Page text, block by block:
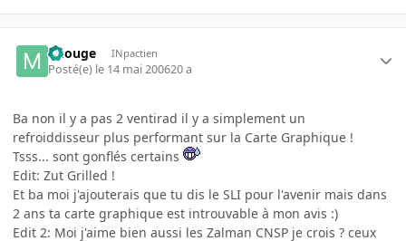
miouge INpactien
Posté(e) le 14 mai 200620 a
Ba non il y a pas 2 ventirad il y a simplement un
refroiddisseur plus performant sur la Carte Graphique !
Tsss... sont gonflés certains
Edit: Zut Grilled !
Et ba moi j'ajouterais que tu dis le SLI pour l'avenir mais dans
2 ans ta carte graphique est introuvable à mon avis :)
Edit 2: Moi j'aime bien aussi les Zalman CNSP je crois ? ceux